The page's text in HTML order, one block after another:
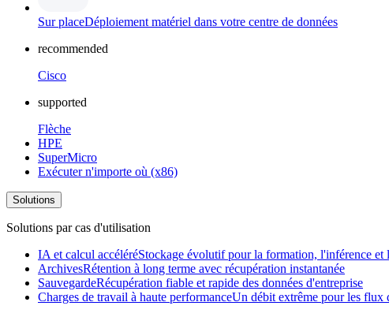
Sur placeDéploiement matériel dans votre centre de données
recommended
Cisco
supported
Flèche
HPE
SuperMicro
Exécuter n'importe où (x86)
Solutions
Solutions par cas d'utilisation
IA et calcul accéléréStockage évolutif pour la formation, l'inférence
ArchivesRétention à long terme avec récupération instantanée
SauvegardeRécupération fiable et rapide des données d'entreprise
Charges de travail à haute performanceUn débit extrême pour les flux